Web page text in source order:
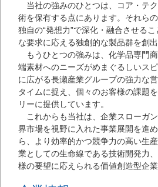
当社の強みのひとつは、コア・テ
術を保有する点にあります。それら
独自の“発想力”で深化・融合させる
な要求に応える独創的な製品群を創出
もうひとつの強みは、化学品専門
端素材へのニーズがめまぐるしいス
に広がる長瀬産業グループの強力な
タイムに捉え、個々のお客様の課題
リーに提供しています。
これからも当社は、企業スローガ
界市場を視野に入れた事業展開を進
ら、より効率的かつ競争力の高い生
業としての生命線である技術開発力
様の要望に応えられる価値創造型企